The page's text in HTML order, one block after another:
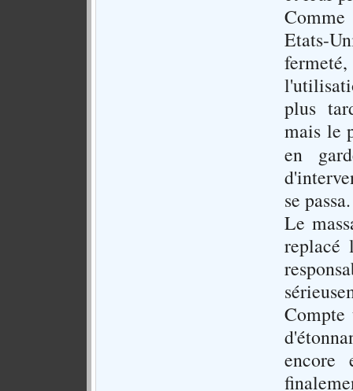
Etats-
plus
mais le
en
se passa.
Le
replacé
encore